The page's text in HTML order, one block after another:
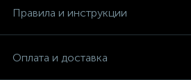
Правила и инструкции
Оплата и доставка